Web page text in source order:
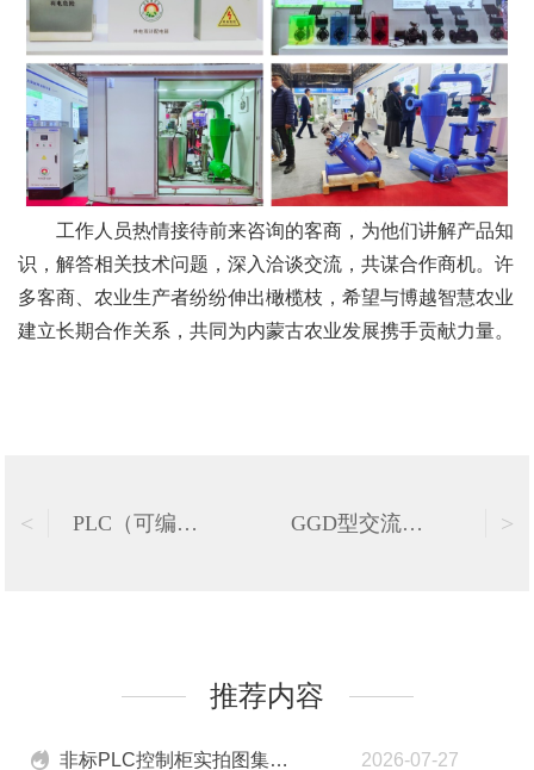
工作人员热情接待前来咨询的客商，为他们讲解产品知
识，解答相关技术问题，深入洽谈交流，共谋合作商机。许
多客商、农业生产者纷纷伸出橄榄枝，希望与博越智慧农业
建立长期合作关系，共同为内蒙古农业发展携手贡献力量。
< PLC（可编程逻辑控制器）典型应用场景 GGD型交流低压配电柜 >
推荐内容
非标PLC控制柜实拍图集：从内部布局到工艺细节，一文看懂如何选型 2026-07-27